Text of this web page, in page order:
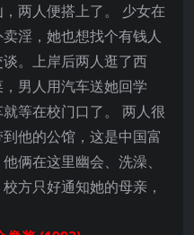
两人便搭上了。 少女在
淫，她也想找个有钱人
。上岸后两人逛了西
男人用汽车送她回学
等在校门口了。 两人很
他的公馆，这是中国富
俩在这里幽会、洗澡、
方只好通知她的母亲，